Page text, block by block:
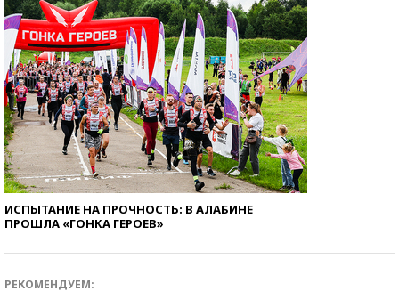
ИСПЫТАНИЕ НА ПРОЧНОСТЬ: В АЛАБИНЕ
ПРОШЛА «ГОНКА ГЕРОЕВ»
РЕКОМЕНДУЕМ: